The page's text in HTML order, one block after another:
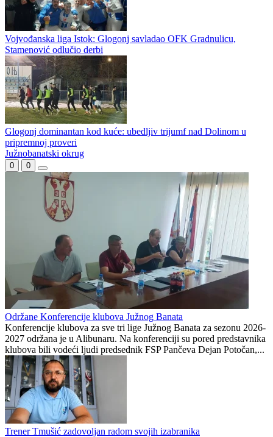
Vojvođanska liga Istok: Glogonj savladao OFK Gradnulicu,
Stamenović odlučio derbi
Glogonj dominantan kod kuće: ubedljiv trijumf nad Dolinom u
pripremnoj proveri
Južnobanatski okrug
0 0
Održane Konferencije klubova Južnog Banata
Konferencije klubova za sve tri lige Južnog Banata za sezonu 2026-
2027 održana je u Alibunaru. Na konferenciji su pored predstavnika
klubova bili vodeći ljudi predsednik FSP Pančeva Dejan Potočan,...
Trener Tmušić zadovoljan radom svojih izabranika